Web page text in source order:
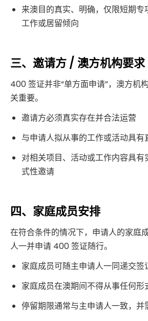
来澳目的真实、明确，仅限短期专
工作或居留倾向
三、邀请方 / 澳方机构要求
400 签证并非“单方面申请”，澳方机
关重要。
邀请方必须真实存在并合法运营
与申请人拟从事的工作或活动具
对相关项目、活动或工作内容具
式性邀请
四、家庭成员安排
在符合条件的情况下，申请人的家庭
人一并申请 400 签证随行。
家庭成员可随主申请人一同递交签
家庭成员在澳期间不得从事任何形
停留期限通常与主申请人一致，